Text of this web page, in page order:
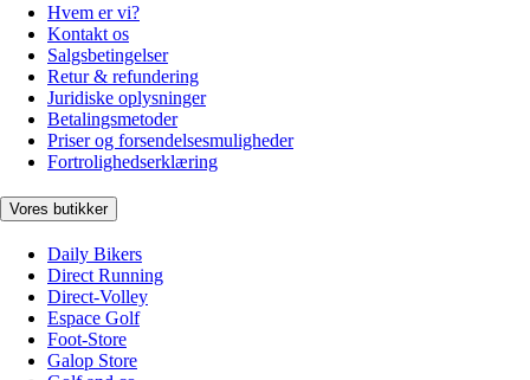
Hvem er vi?
Kontakt os
Salgsbetingelser
Retur & refundering
Juridiske oplysninger
Betalingsmetoder
Priser og forsendelsesmuligheder
Fortrolighedserklæring
Vores butikker
Daily Bikers
Direct Running
Direct-Volley
Espace Golf
Foot-Store
Galop Store